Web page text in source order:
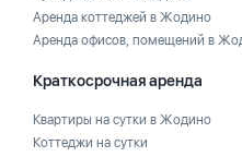
Аренда коттеджей в Жодино
Аренда офисов, помещений в
Краткосрочная аренда
Квартиры на сутки в Жодино
Коттеджи на сутки